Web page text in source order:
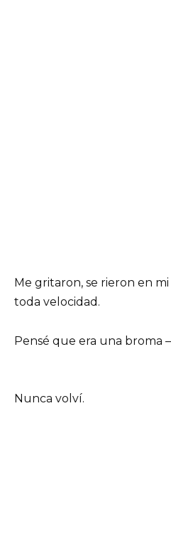
Me gritaron, se rieron en
toda velocidad.
Pensé que era una broma
Nunca volví.